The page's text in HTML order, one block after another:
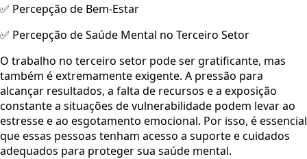
✅ Percepção de Bem-Estar
✅ Percepção de Saúde Mental no Terceiro Setor
O trabalho no terceiro setor pode ser gratificante, mas
também é extremamente exigente. A pressão para
alcançar resultados, a falta de recursos e a exposição
constante a situações de vulnerabilidade podem levar ao
estresse e ao esgotamento emocional. Por isso, é essencial
que essas pessoas tenham acesso a suporte e cuidados
adequados para proteger sua saúde mental.